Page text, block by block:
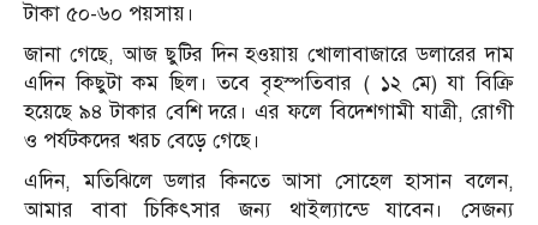
টাকা ৫০-৬০ পয়সায়।
জানা গেছে, আজ ছুটির দিন হওয়ায় খোলাবাজারে ডলারের দাম
এদিন কিছুটা কম ছিল। তবে বৃহস্পতিবার ( ১২ মে) যা বিক্রি
হয়েছে ৯৪ টাকার বেশি দরে। এর ফলে বিদেশগামী যাত্রী, রোগী
ও পর্যটকদের খরচ বেড়ে গেছে।
এদিন, মতিঝিলে ডলার কিনতে আসা সোহেল হাসান বলেন,
আমার বাবা চিকিৎসার জন্য থাইল্যান্ডে যাবেন। সেজন্য